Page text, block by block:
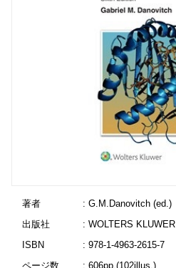
著者
: G.M.Danovitch (ed.)
出版社
: WOLTERS KLUWER
ISBN
: 978-1-4963-2615-7
ページ数
: 606pp.(102illus.)